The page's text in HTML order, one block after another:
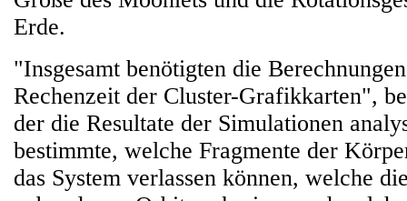
Erde.
"Insgesamt benötigten die
Rechenzeit der Cluster-Grafikkarten",
der die Resultate der Simulationen
bestimmte, welche Fragmente der
das System verlassen können, welche